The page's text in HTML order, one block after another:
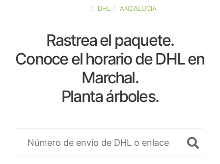
DHL ANDALUCIA
Rastrea el paquete.
Conoce el horario de DHL en
Marchal.
Planta árboles.